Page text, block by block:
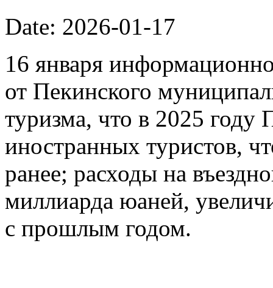
Date: 2026-01-17
16 января
от Пекинского
туризма, что в 2025
иностранных туристов,
ранее; расходы на
миллиарда юаней,
с прошлым годом.